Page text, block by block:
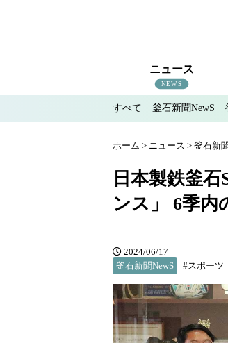
ニュース
NEWS
すべて
釜石新聞NewS
復興釜石新聞アーカイブ
地域情報
インタビュー
すべて 釜石新聞NewS
ホーム > ニュース > 釜石新
日本製鉄釜
ンス」 6季
2024/06/17
釜石新聞NewS
#スポーツ